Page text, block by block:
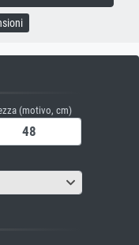
(motivo, cm)